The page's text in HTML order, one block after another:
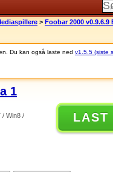
> Foobar 2000 v0.9.6.9
Du kan også laste ned v1.5.5 (siste
1
/ Win8 /
LAST